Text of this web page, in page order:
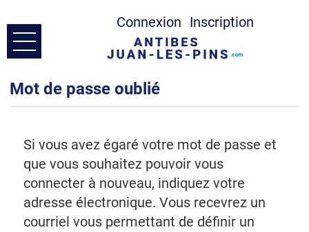
Connexion Inscription
Ouvrir le menu
Accueil
Mes demandes
Mon compte
Mot de passe oublié
Si vous avez égaré votre mot de passe et
que vous souhaitez pouvoir vous
connecter à nouveau, indiquez votre
adresse électronique. Vous recevrez un
courriel vous permettant de définir un